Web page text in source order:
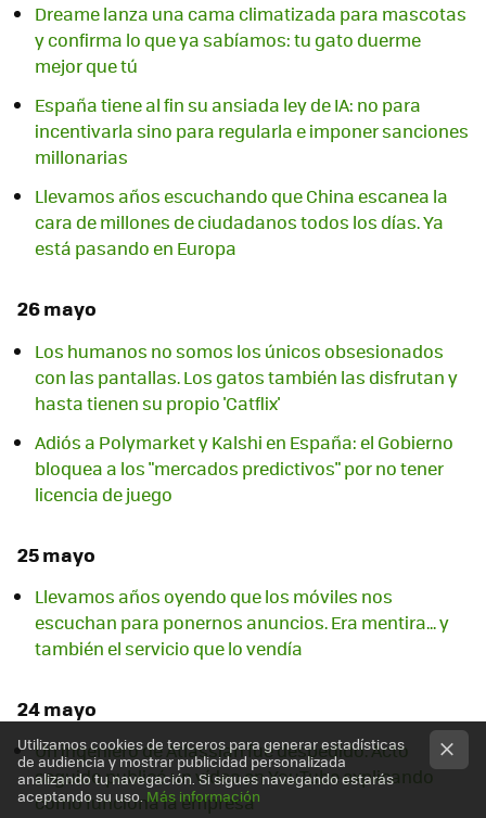
Dreame lanza una cama climatizada para mascotas
y confirma lo que ya sabíamos: tu gato duerme
mejor que tú
España tiene al fin su ansiada ley de IA: no para
incentivarla sino para regularla e imponer sanciones
millonarias
Llevamos años escuchando que China escanea la
cara de millones de ciudadanos todos los días. Ya
está pasando en Europa
26 mayo
Los humanos no somos los únicos obsesionados
con las pantallas. Los gatos también las disfrutan y
hasta tienen su propio 'Catflix'
Adiós a Polymarket y Kalshi en España: el Gobierno
bloquea a los "mercados predictivos" por no tener
licencia de juego
25 mayo
Llevamos años oyendo que los móviles nos
escuchan para ponernos anuncios. Era mentira... y
también el servicio que lo vendía
24 mayo
Un ingeniero de Atlassian fue despedido. Acto
seguido publicó un vídeo en YouTube explicando
cómo funciona la empresa
Utilizamos cookies de terceros para generar estadísticas
de audiencia y mostrar publicidad personalizada
analizando tu navegación. Si sigues navegando estarás
aceptando su uso.Más información